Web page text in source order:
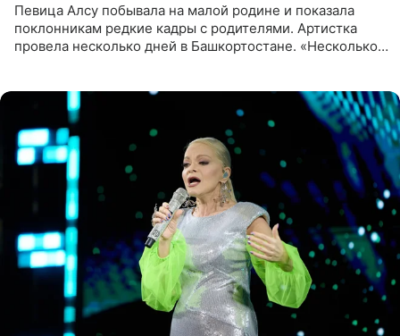
Певица Алсу побывала на малой родине и показала
поклонникам редкие кадры с родителями. Артистка
провела несколько дней в Башкортостане. «Несколько